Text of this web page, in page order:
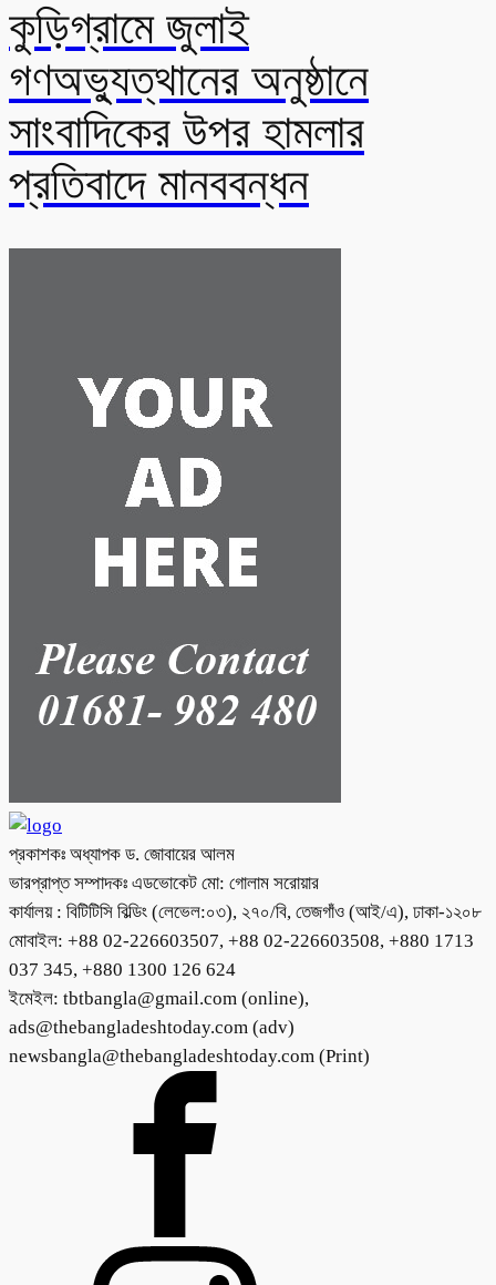
কুড়িগ্রামে জুলাই
গণঅভ্যুত্থানের অনুষ্ঠানে
সাংবাদিকের উপর হামলার
প্রতিবাদে মানববন্ধন
প্রকাশকঃ অধ্যাপক ড. জোবায়ের আলম
ভারপ্রাপ্ত সম্পাদকঃ এডভোকেট মো: গোলাম সরোয়ার
কার্যালয় : বিটিটিসি বিল্ডিং (লেভেল:০৩), ২৭০/বি, তেজগাঁও (আই/এ), ঢাকা-১২০৮
মোবাইল: +88 02-226603507, +88 02-226603508, +880 1713
037 345, +880 1300 126 624
ইমেইল: tbtbangla@gmail.com (online),
ads@thebangladeshtoday.com (adv)
newsbangla@thebangladeshtoday.com (Print)